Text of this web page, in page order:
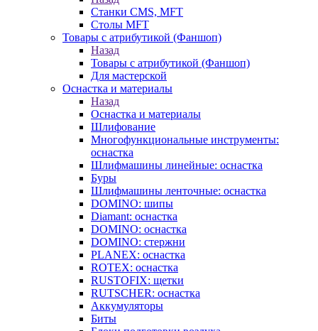
Станки CMS, MFT
Столы MFT
Товары с атрибутикой (Фаншоп)
Назад
Товары с атрибутикой (Фаншоп)
Для мастерской
Оснастка и материалы
Назад
Оснастка и материалы
Шлифование
Многофункциональные инструменты:
оснастка
Шлифмашины линейные: оснастка
Буры
Шлифмашины ленточные: оснастка
DOMINO: шипы
Diamant: оснастка
DOMINO: оснастка
DOMINO: стержни
PLANEX: оснастка
ROTEX: оснастка
RUSTOFIX: щетки
RUTSCHER: оснастка
Аккумуляторы
Биты